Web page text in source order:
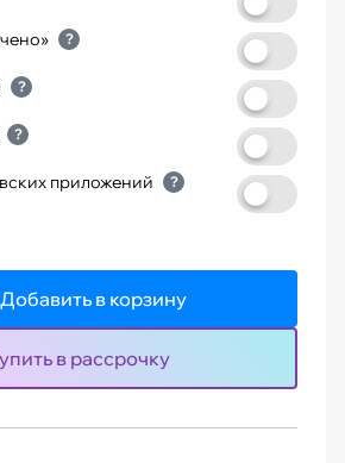
?
?
?
приложений ?
Добавить в корзину
в рассрочку